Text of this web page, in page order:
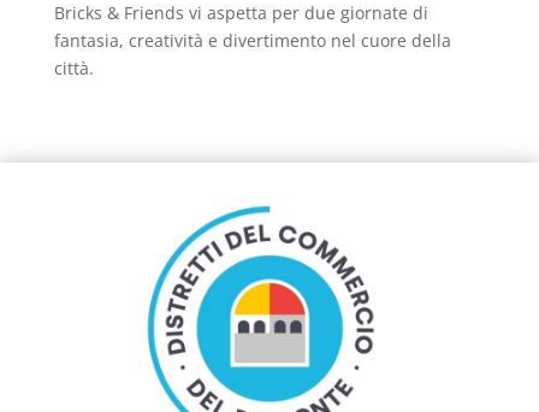
Bricks & Friends vi aspetta per due giornate di
fantasia, creatività e divertimento nel cuore della
città.